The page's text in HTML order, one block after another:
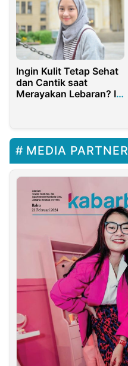
Ingin Kulit Tetap Sehat
dan Cantik saat
Merayakan Lebaran? Ini
MEDIA PARTNER